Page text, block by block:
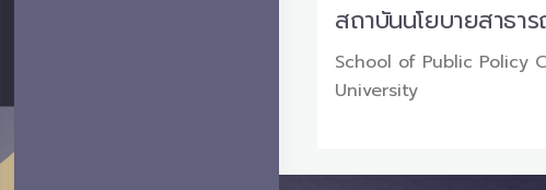
สถาบันนโยบายสาธา
School of Public Policy
University